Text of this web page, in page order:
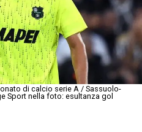
di calcio serie A / Sassuolo-
Sport nella foto: esultanza gol